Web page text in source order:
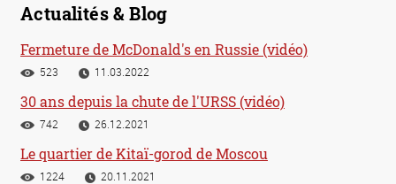
Actualités & Blog
Fermeture de McDonald's en Russie (vidéo)
523 11.03.2022
30 ans depuis la chute de l'URSS (vidéo)
742 26.12.2021
Le quartier de Kitaï-gorod de Moscou
1224 20.11.2021